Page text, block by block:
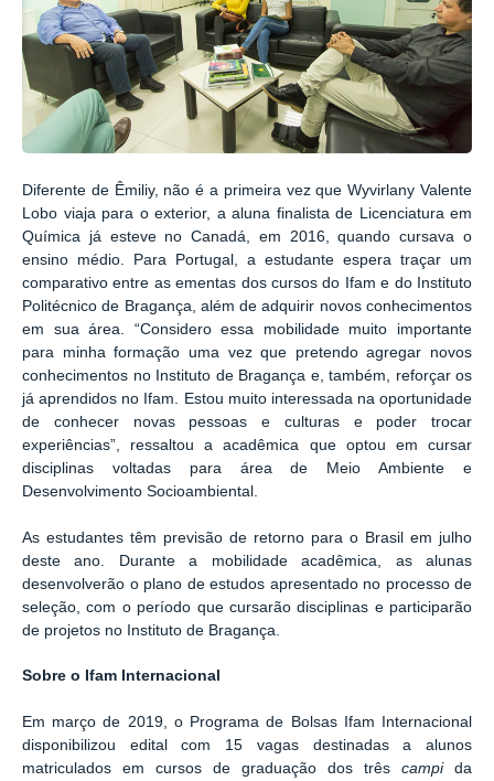
Diferente de Êmiliy, não é a primeira vez que Wyvirlany Valente
Lobo viaja para o exterior, a aluna finalista de Licenciatura em
Química já esteve no Canadá, em 2016, quando cursava o
ensino médio. Para Portugal, a estudante espera traçar um
comparativo entre as ementas dos cursos do Ifam e do Instituto
Politécnico de Bragança, além de adquirir novos conhecimentos
em sua área. “Considero essa mobilidade muito importante
para minha formação uma vez que pretendo agregar novos
conhecimentos no Instituto de Bragança e, também, reforçar os
já aprendidos no Ifam. Estou muito interessada na oportunidade
de conhecer novas pessoas e culturas e poder trocar
experiências”, ressaltou a acadêmica que optou em cursar
disciplinas voltadas para área de Meio Ambiente e
Desenvolvimento Socioambiental.
As estudantes têm previsão de retorno para o Brasil em julho
deste ano. Durante a mobilidade acadêmica, as alunas
desenvolverão o plano de estudos apresentado no processo de
seleção, com o período que cursarão disciplinas e participarão
de projetos no Instituto de Bragança.
Sobre o Ifam Internacional
Em março de 2019, o Programa de Bolsas Ifam Internacional
disponibilizou edital com 15 vagas destinadas a alunos
matriculados em cursos de graduação dos três campida